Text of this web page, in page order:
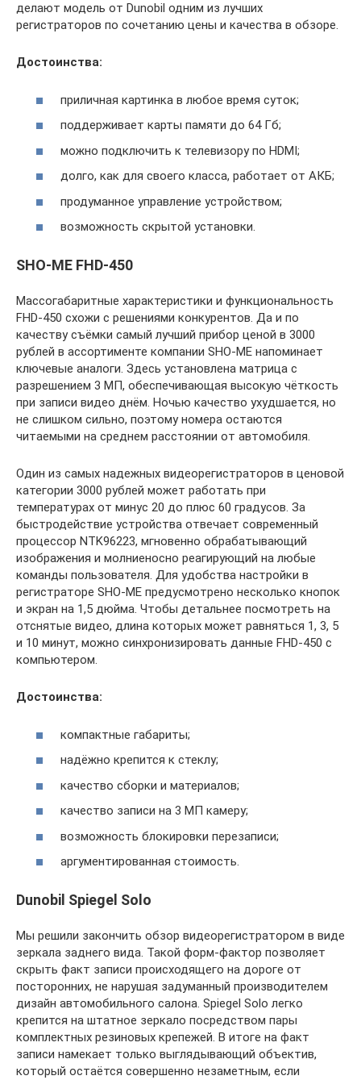
делают модель от Dunobil одним из лучших
регистраторов по сочетанию цены и качества в обзоре.
Достоинства:
приличная картинка в любое время суток;
поддерживает карты памяти до 64 Гб;
можно подключить к телевизору по HDMI;
долго, как для своего класса, работает от АКБ;
продуманное управление устройством;
возможность скрытой установки.
SHO-ME FHD-450
Массогабаритные характеристики и функциональность
FHD-450 схожи с решениями конкурентов. Да и по
качеству съёмки самый лучший прибор ценой в 3000
рублей в ассортименте компании SHO-ME напоминает
ключевые аналоги. Здесь установлена матрица с
разрешением 3 МП, обеспечивающая высокую чёткость
при записи видео днём. Ночью качество ухудшается, но
не слишком сильно, поэтому номера остаются
читаемыми на среднем расстоянии от автомобиля.
Один из самых надежных видеорегистраторов в ценовой
категории 3000 рублей может работать при
температурах от минус 20 до плюс 60 градусов. За
быстродействие устройства отвечает современный
процессор NTK96223, мгновенно обрабатывающий
изображения и молниеносно реагирующий на любые
команды пользователя. Для удобства настройки в
регистраторе SHO-ME предусмотрено несколько кнопок
и экран на 1,5 дюйма. Чтобы детальнее посмотреть на
отснятые видео, длина которых может равняться 1, 3, 5
и 10 минут, можно синхронизировать данные FHD-450 с
компьютером.
Достоинства:
компактные габариты;
надёжно крепится к стеклу;
качество сборки и материалов;
качество записи на 3 МП камеру;
возможность блокировки перезаписи;
аргументированная стоимость.
Dunobil Spiegel Solo
Мы решили закончить обзор видеорегистратором в виде
зеркала заднего вида. Такой форм-фактор позволяет
скрыть факт записи происходящего на дороге от
посторонних, не нарушая задуманный производителем
дизайн автомобильного салона. Spiegel Solo легко
крепится на штатное зеркало посредством пары
комплектных резиновых крепежей. В итоге на факт
записи намекает только выглядывающий объектив,
который остаётся совершенно незаметным, если